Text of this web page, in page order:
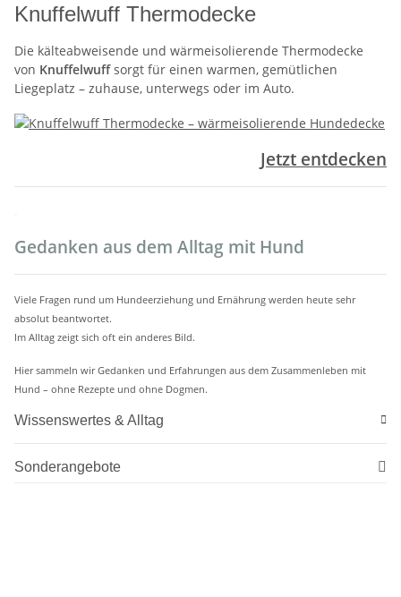
Knuffelwuff Thermodecke
Die kälteabweisende und wärmeisolierende Thermodecke
von Knuffelwuffsorgt für einen warmen, gemütlichen
Liegeplatz – zuhause, unterwegs oder im Auto.
Jetzt entdecken
Gedanken aus dem Alltag mit Hund
Viele Fragen rund um Hundeerziehung und Ernährung werden heute sehr
absolut beantwortet.
Im Alltag zeigt sich oft ein anderes Bild.
Hier sammeln wir Gedanken und Erfahrungen aus dem Zusammenleben mit
Hund – ohne Rezepte und ohne Dogmen.
Wissenswertes & Alltag
Sonderangebote